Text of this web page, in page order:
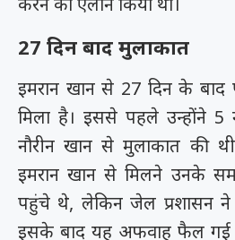
27 दिन बाद मुलाकात
इमरान खान से 27 दिन के बाद
मिला है। इससे पहले उन्होंने
नौरीन खान से मुलाकात की
इमरान खान से मिलने उनके
पहुंचे थे, लेकिन जेल प्रशासन ने
इसके बाद यह अफवाह फैल गई